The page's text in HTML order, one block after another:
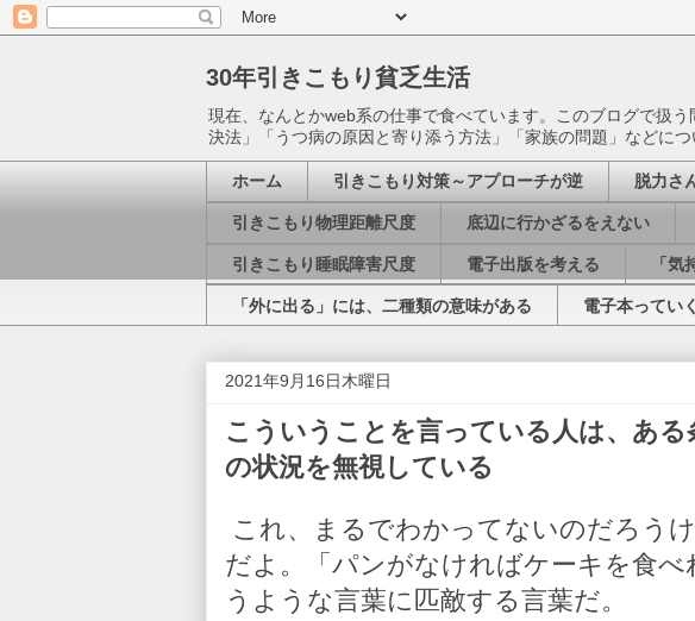
30年引きこもり貧乏生活
現在、なんとかweb系の仕事で食べています。このブログで扱
決法」「うつ病の原因と寄り添う方法」「家族の問題」などにつ
ホーム 引きこもり対策～アプローチが逆 脱力さ
引きこもり物理距離尺度 底辺に行かざるをえない
引きこもり睡眠障害尺度 電子出版を考える 「
「外に出る」には、二種類の意味がある 電子本ってい
2021年9月16日木曜日
こういうことを言っている人は、ある
の状況を無視している
これ、まるでわかってないのだろう
だよ。「パンがなければケーキを食
うような言葉に匹敵する言葉だ。